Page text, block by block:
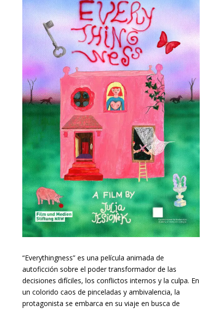
“Everythingness” es una película animada de
autoficción sobre el poder transformador de las
decisiones difíciles, los conflictos internos y la culpa. En
un colorido caos de pinceladas y ambivalencia, la
protagonista se embarca en su viaje en busca de